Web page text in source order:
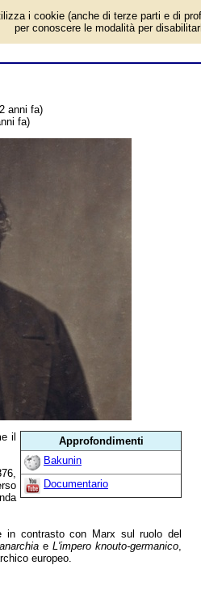
cosa ha fatto Michail Bakunin,
biografia. Voce dell'Almanacco.
anni fa)
fa)
Approfondimenti
Bakunin
Documentario
il
in contrasto con Marx sul ruolo del
eL'impero knouto-germanico,
europeo.
i cookie (anche di terze parti e di
per conoscere le modalità per